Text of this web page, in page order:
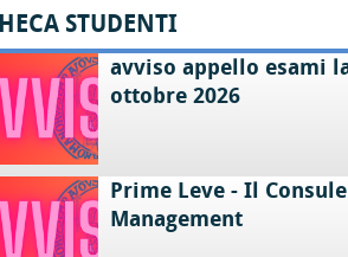
STUDENTI
avviso appello esami
ottobre 2026
Prime Leve - Il
Management